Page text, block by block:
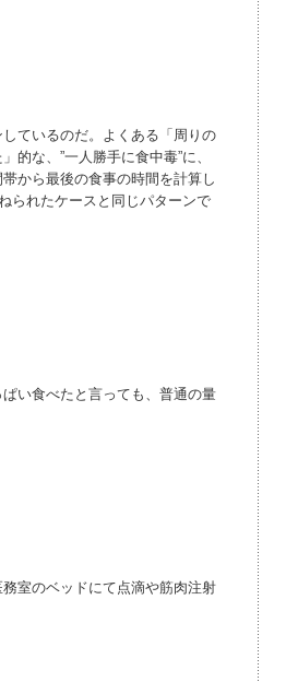
ているのだ。よくある「周りの
的な、”一人勝手に食中毒”に、
から最後の食事の時間を計算し
られたケースと同じパターンで
い食べたと言っても、普通の量
室のベッドにて点滴や筋肉注射